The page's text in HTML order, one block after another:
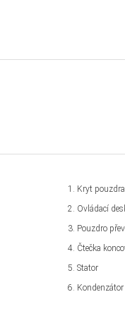
Kryt pouzdra
Ovládací
Pouzdro
Čtečka
Stator
Kondenzátor